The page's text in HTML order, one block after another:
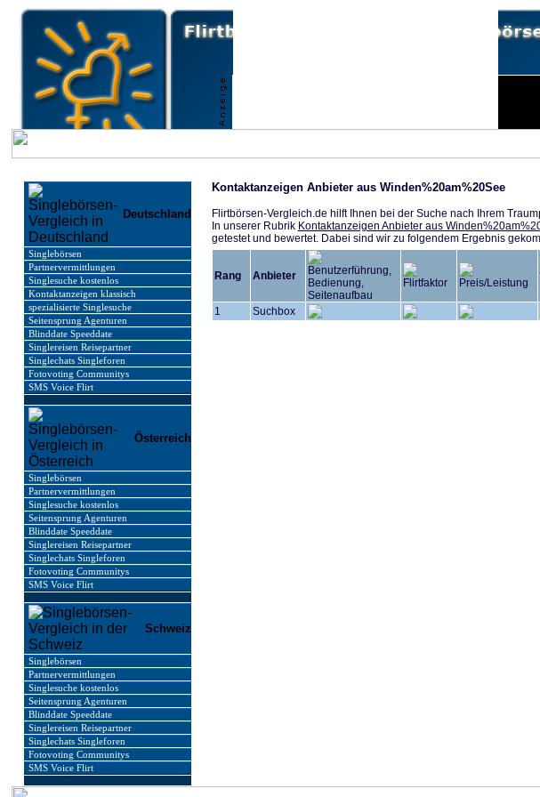
Deutschland
Singlebörsen
Partnervermittlungen
Singlesuche kostenlos
Kontaktanzeigen klassisch
spezialisierte Singlesuche
Seitensprung Agenturen
Blinddate Speeddate
Singlereisen Reisepartner
Singlechats Singleforen
Fotovoting Communitys
SMS Voice Flirt
Österreich
Singlebörsen
Partnervermittlungen
Singlesuche kostenlos
Seitensprung Agenturen
Blinddate Speeddate
Singlereisen Reisepartner
Singlechats Singleforen
Fotovoting Communitys
SMS Voice Flirt
Schweiz
Singlebörsen
Partnervermittlungen
Singlesuche kostenlos
Seitensprung Agenturen
Blinddate Speeddate
Singlereisen Reisepartner
Singlechats Singleforen
Fotovoting Communitys
SMS Voice Flirt
Kontaktanzeigen Anbieter aus Winden%20am%20See
Flirtbörsen-Vergleich.de hilft Ihnen bei der Suche nach Ihrem
In unserer Rubrik Kontaktanzeigen Anbieter aus
getestet und bewertet. Dabei sind wir zu folgendem Ergebnis
Rang Anbieter
1 Suchbox